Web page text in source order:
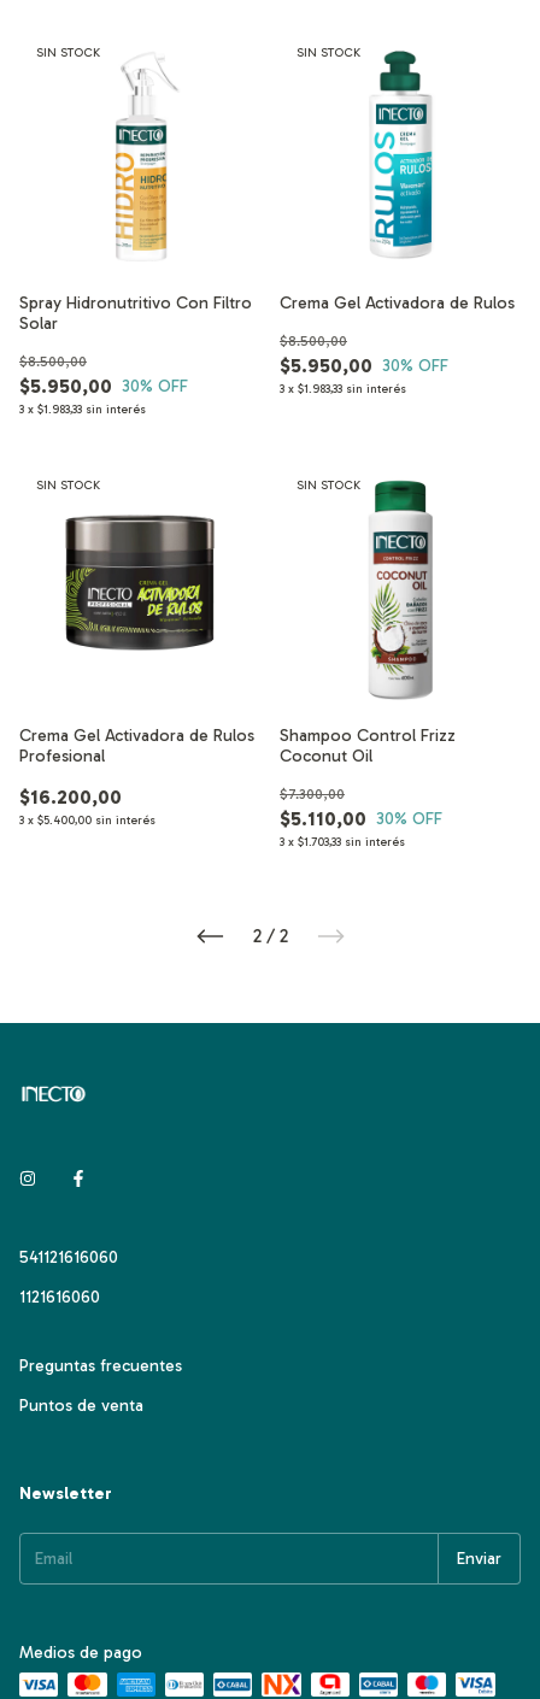
SIN STOCK
Spray Hidronutritivo Con Filtro
Solar
$5.950,00
$8.500,00
30% OFF
3 x $1.983,33 sin interés
SIN STOCK
Crema Gel Activadora de Rulos
$5.950,00
$8.500,00
30% OFF
3 x $1.983,33 sin interés
SIN STOCK
Crema Gel Activadora de Rulos
Profesional
$16.200,00
3 x $5.400,00 sin interés
SIN STOCK
Shampoo Control Frizz
Coconut Oil
$5.110,00
$7.300,00
30% OFF
3 x $1.703,33 sin interés
2 / 2
541121616060
1121616060
Preguntas frecuentes
Puntos de venta
Newsletter
Medios de pago